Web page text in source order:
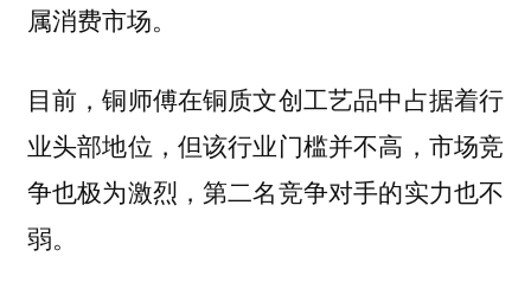
属消费市场。
目前，铜师傅在铜质文创工艺品中占据着行
业头部地位，但该行业门槛并不高，市场竞
争也极为激烈，第二名竞争对手的实力也不
弱。